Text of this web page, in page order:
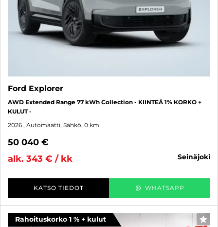
Ford Explorer
AWD Extended Range 77 kWh Collection - KIINTEÄ 1% KORKO +
KULUT -
2026 , Automaatti, Sähkö, 0 km
50 040 €
alk. 343 € / kk
seinäjoki
KATSO TIEDOT WHATSAPP
Rahoituskorko 1 % + kulut